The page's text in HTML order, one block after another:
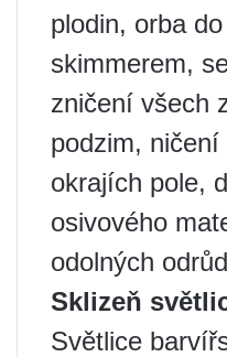
plodin, orba
skimmerem,
zničení všech
podzim, ničení
okrajích pole,
osivového
odolných
Sklizeň
Světlice